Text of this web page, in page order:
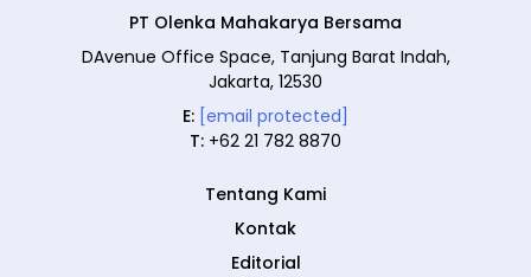
PT Olenka Mahakarya Bersama
DAvenue Office Space, Tanjung Barat Indah,
Jakarta, 12530
E: [email protected]
T: +62 21 782 8870
Tentang Kami
Kontak
Editorial